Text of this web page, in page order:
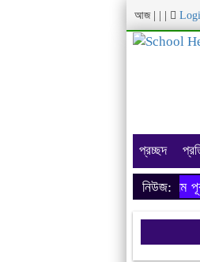
আজ
প্রচ্ছদ
নিউজ:
অনার্স ২০২৩-২৪ শিক্ষাবর্ষের ফরম